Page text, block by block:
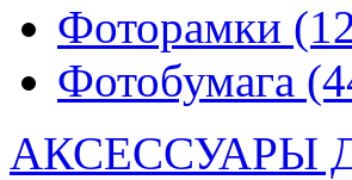
Фоторамки
Фотобумага
АКСЕССУАРЫ